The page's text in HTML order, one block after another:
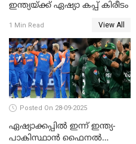
ഇന്ത്യയ്ക്ക് ഏഷ്യാ കപ്പ് കിരീടം
1 Min Read View All
Posted On 28-09-2025
ഏഷ്യാക്കപ്പില്‍ ഇന്ന് ഇന്ത്യ-
പാകിസ്ഥാന്‍ ഫൈനല്‍